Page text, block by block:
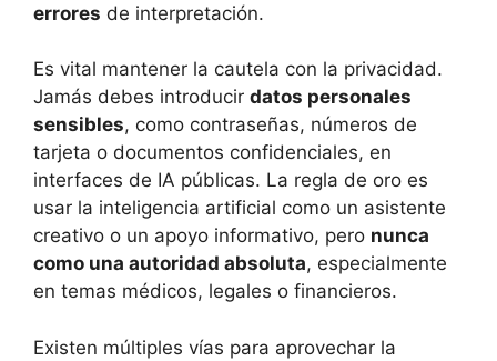
errores de interpretación.
Es vital mantener la cautela con la privacidad.
Jamás debes introducir datos personales
sensibles, como contraseñas, números de
tarjeta o documentos confidenciales, en
interfaces de IA públicas. La regla de oro es
usar la inteligencia artificial como un asistente
creativo o un apoyo informativo, pero nunca
como una autoridad absoluta, especialmente
en temas médicos, legales o financieros.
Existen múltiples vías para aprovechar la